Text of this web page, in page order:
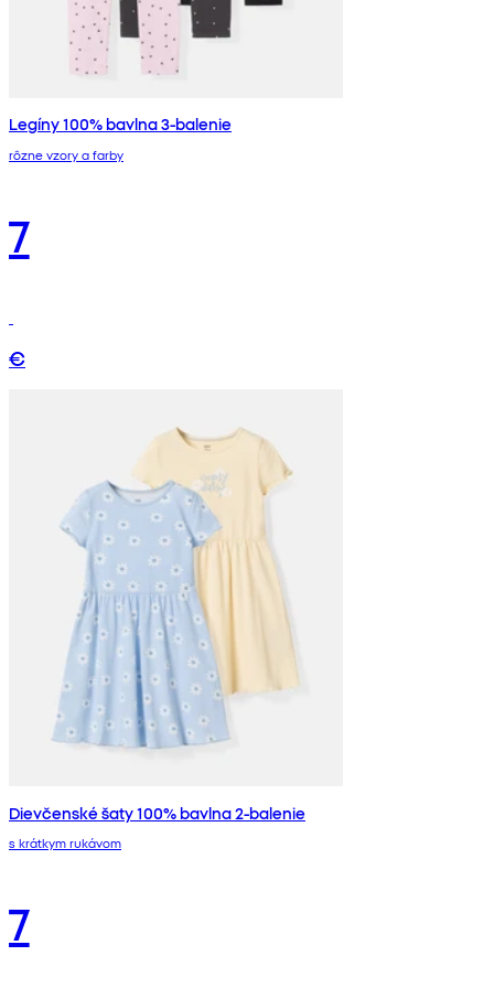
Legíny 100% bavlna 3-balenie
rôzne vzory a farby
7
€
Dievčenské šaty 100% bavlna 2-balenie
s krátkym rukávom
7